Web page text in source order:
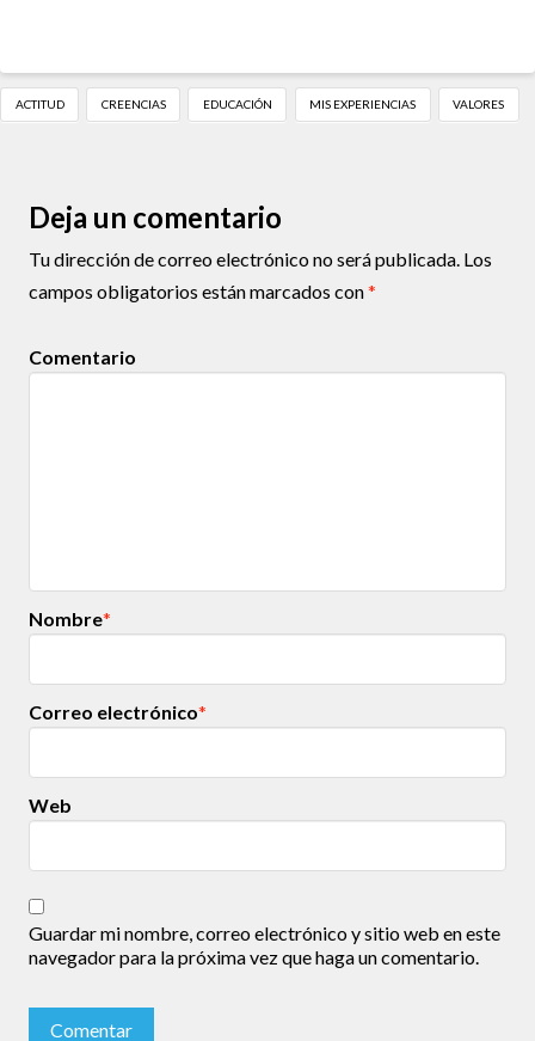
ACTITUD CREENCIAS EDUCACIÓN MIS EXPERIENCIAS VALORES
Deja un comentario
Tu dirección de correo electrónico no será publicada. Los
campos obligatorios están marcados con*
Comentario
Nombre*
Correo electrónico*
Web
Guardar mi nombre, correo electrónico y sitio web en este
navegador para la próxima vez que haga un comentario.